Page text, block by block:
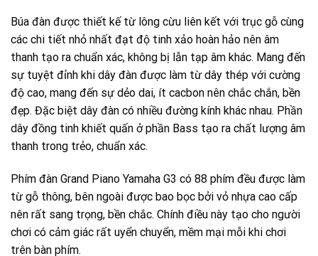
Búa đàn được thiết kế từ lông cừu liên kết với trục gỗ cùng
các chi tiết nhỏ nhất đạt độ tinh xảo hoàn hảo nên âm
thanh tạo ra chuẩn xác, không bị lẫn tạp âm khác. Mang đến
sự tuyệt đỉnh khi dây đàn được làm từ dây thép với cường
độ cao, mang đến sự dẻo dai, ít cacbon nên chắc chắn, bền
đẹp. Đặc biệt dây đàn có nhiều đường kính khác nhau. Phần
dây đồng tinh khiết quấn ở phần Bass tạo ra chất lượng âm
thanh trong trẻo, chuẩn xác.
Phím đàn Grand Piano Yamaha G3 có 88 phím đều được làm
từ gỗ thông, bên ngoài được bao bọc bởi vỏ nhựa cao cấp
nên rất sang trọng, bền chắc. Chính điều này tạo cho người
chơi có cảm giác rất uyển chuyển, mềm mại mỗi khi chơi
trên bàn phím.